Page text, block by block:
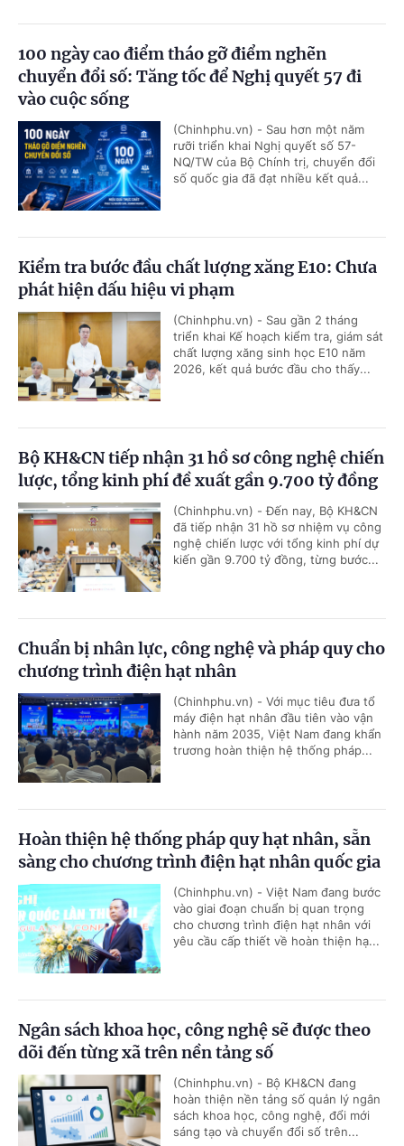
100 ngày cao điểm tháo gỡ điểm nghẽn
chuyển đổi số: Tăng tốc để Nghị quyết 57 đi
vào cuộc sống
(Chinhphu.vn) - Sau hơn một năm
rưỡi triển khai Nghị quyết số 57-
NQ/TW của Bộ Chính trị, chuyển đổi
số quốc gia đã đạt nhiều kết quả...
Kiểm tra bước đầu chất lượng xăng E10: Chưa
phát hiện dấu hiệu vi phạm
(Chinhphu.vn) - Sau gần 2 tháng
triển khai Kế hoạch kiểm tra, giám sát
chất lượng xăng sinh học E10 năm
2026, kết quả bước đầu cho thấy...
Bộ KH&CN tiếp nhận 31 hồ sơ công nghệ chiến
lược, tổng kinh phí đề xuất gần 9.700 tỷ đồng
(Chinhphu.vn) - Đến nay, Bộ KH&CN
đã tiếp nhận 31 hồ sơ nhiệm vụ công
nghệ chiến lược với tổng kinh phí dự
kiến gần 9.700 tỷ đồng, từng bước...
Chuẩn bị nhân lực, công nghệ và pháp quy cho
chương trình điện hạt nhân
(Chinhphu.vn) - Với mục tiêu đưa tổ
máy điện hạt nhân đầu tiên vào vận
hành năm 2035, Việt Nam đang khẩn
trương hoàn thiện hệ thống pháp...
Hoàn thiện hệ thống pháp quy hạt nhân, sẵn
sàng cho chương trình điện hạt nhân quốc gia
(Chinhphu.vn) - Việt Nam đang bước
vào giai đoạn chuẩn bị quan trọng
cho chương trình điện hạt nhân với
yêu cầu cấp thiết về hoàn thiện hạ...
Ngân sách khoa học, công nghệ sẽ được theo
dõi đến từng xã trên nền tảng số
(Chinhphu.vn) - Bộ KH&CN đang
hoàn thiện nền tảng số quản lý ngân
sách khoa học, công nghệ, đổi mới
sáng tạo và chuyển đổi số trên...